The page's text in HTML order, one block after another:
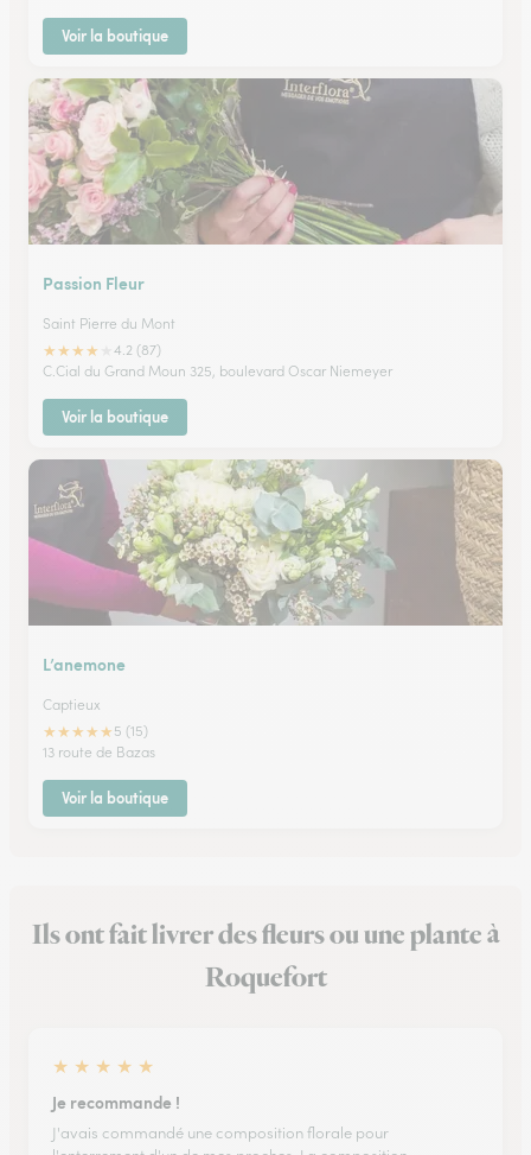
Voir la boutique
Passion Fleur
Saint Pierre du Mont
★★★★
4.2 (87)
C.Cial du Grand Moun 325, boulevard Oscar Niemeyer
Voir la boutique
L’anemone
Captieux
★★★★★ 5 (15)
13 route de Bazas
Voir la boutique
Ils ont fait livrer des fleurs ou une plante à
Roquefort
★ ★ ★ ★ ★
Je recommande !
J'avais commandé une composition florale pour